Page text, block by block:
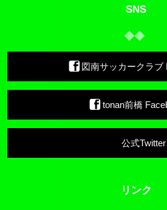
SNS
図南サッカークラブ
tonan前橋
公式Twitter
リンク